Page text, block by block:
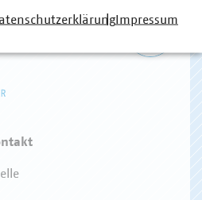
Zum
Impressum